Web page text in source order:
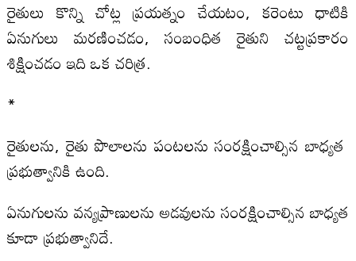
రైతులు కొన్ని చోట్ల ప్రయత్నం చేయటం, కరెంటు ధాటికి
ఏనుగులు మరణించడం, సంబంధిత రైతుని చట్టప్రకారం
శిక్షించడం ఇది ఒక చరిత్ర.
*
రైతులను, రైతు పొలాలను పంటలను సంరక్షించాల్సిన బాధ్యత
ప్రభుత్వానికి ఉంది.
ఏనుగులను వన్యప్రాణులను అడవులను సంరక్షించాల్సిన బాధ్యత
కూడా ప్రభుత్వానిదే.